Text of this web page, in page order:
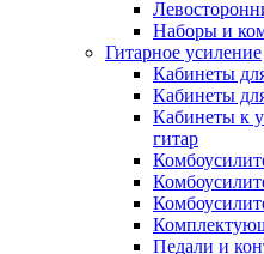
Наборы и
Гитарное усиление
Кабинеты
Кабинеты
Кабинеты к
гитар
Педали и